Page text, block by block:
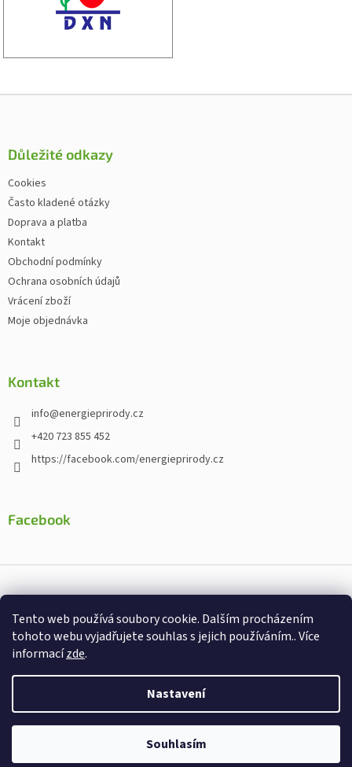
Tento web používá soubory cookie. Dalším procházením
tohoto webu vyjadřujete souhlas s jejich používáním.. Více
informacízde.
Nastavení
Souhlasím
Zápatí
Důležité odkazy
Cookies
Často kladené otázky
Doprava a platba
Kontakt
Obchodní podmínky
Ochrana osobních údajů
Vrácení zboží
Moje objednávka
Kontakt
info@energieprirody.cz
+420 723 855 452
https://facebook.com/energieprirody.cz
Facebook
Nakodoval:Štefan Mazáň
doplňky stravy. Všechna práva vyhrazena.